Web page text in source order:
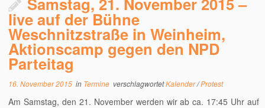
live auf der Bühne
Weschnitzstraße in Weinheim,
Aktionscamp gegen den NPD
Parteitag
16. November 2015 in Termine verschlagwortetKalender/Protest
Am Samstag, den 21. November werden wir ab ca. 17:45 Uhr auf